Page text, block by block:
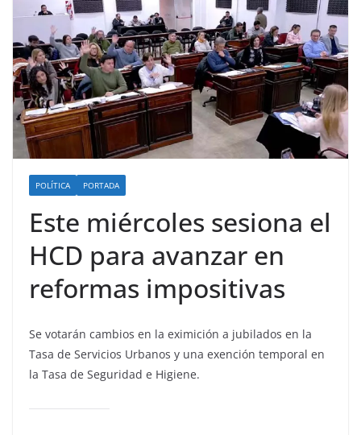
POLÍTICA PORTADA
Este miércoles sesiona el
HCD para avanzar en
reformas impositivas
Se votarán cambios en la eximición a jubilados en la
Tasa de Servicios Urbanos y una exención temporal en
la Tasa de Seguridad e Higiene.